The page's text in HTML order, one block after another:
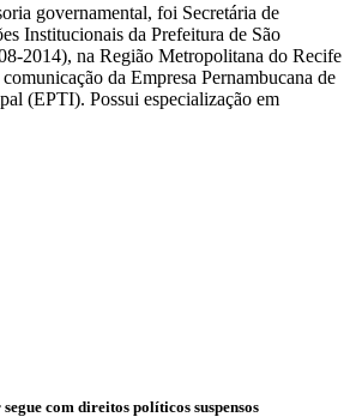
governamental, foi Secretária de
Institucionais da Prefeitura de São
2014), na Região Metropolitana do Recife
da Empresa Pernambucana de
(EPTI). Possui especialização em
com direitos políticos suspensos